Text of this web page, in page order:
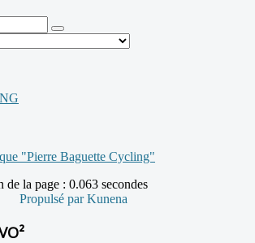
"Pierre Baguette Cycling"
de la page : 0.063 secondes
Propulsé parKunena